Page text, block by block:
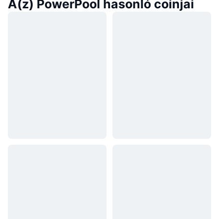
A(z) PowerPool hasonló coinjai